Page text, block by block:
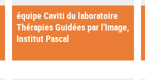
équipe Caviti du laboratoire
Thérapies Guidées par l'Image,
Institut Pascal